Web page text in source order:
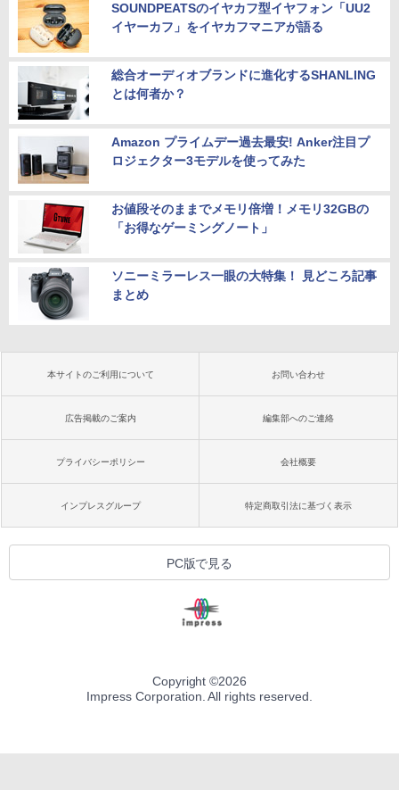
SOUNDPEATSのイヤカフ型イヤフォン「UU2
イヤーカフ」をイヤカフマニアが語る
総合オーディオブランドに進化するSHANLING
とは何者か？
Amazon プライムデー過去最安! Anker注目プ
ロジェクター3モデルを使ってみた
お値段そのままでメモリ倍増！メモリ32GBの
「お得なゲーミングノート」
ソニーミラーレス一眼の大特集！ 見どころ記事
まとめ
本サイトのご利用について お問い合わせ
広告掲載のご案内 編集部へのご連絡
プライバシーポリシー 会社概要
インプレスグループ 特定商取引法に基づく表示
PC版で見る
Copyright ©2026
Impress Corporation. All rights reserved.